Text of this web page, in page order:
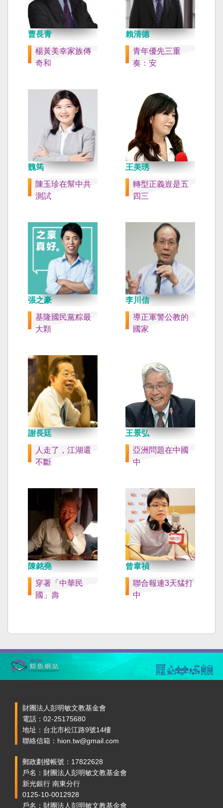
曹長青
楊黃美幸家族傳
奇和
賴清德
青年優先三重
奏：安
魏筠
陳玉珍在幫中共
測試
王美琇
轉型正義豈是五
四三
張之豪
基隆國民黨粽最
大顆
李川信
導正軍警公教的
國家
謝長廷
人走了，江湖還
不斷
王景弘
亞洲問題在中國
中
陳銘堯
穿著「中華民
國」壽
曾韋禎
聯合報連3天猛打
中
財團法人彭明敏文教基金會
電話：02-25175680
地址：台北市松江路9號14樓
聯絡信箱：hion.tw@gmail.com
郵政劃撥帳號：17822628
戶名：財團法人彭明敏文教基金會
新光銀行 南東分行
0125-10-0012928
戶名：財團法人彭明敏文教基金會